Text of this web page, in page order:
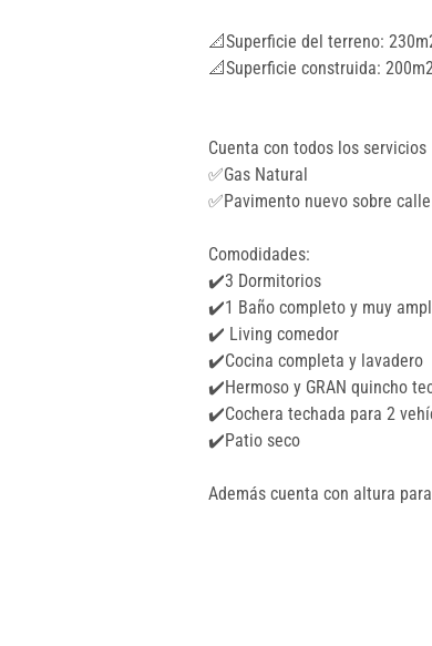
📐Superficie del terreno:
📐Superficie construida:
Cuenta con todos los servicios
✅Gas Natural
✅Pavimento nuevo sobre
Comodidades:
✔️3 Dormitorios
✔️1 Baño completo y muy
✔️ Living comedor
✔️Cocina completa y lavadero
✔️Hermoso y GRAN quincho
✔️Cochera techada para 2
✔️Patio seco
Además cuenta con altura